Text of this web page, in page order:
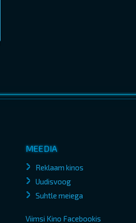
MEEDIA
Reklaam kinos
Uudisvoog
Suhtle meiega
Viimsi Kino Facebookis